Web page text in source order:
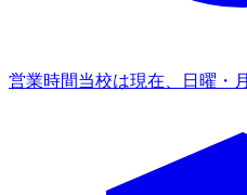
営業時間当校は現在、日曜・